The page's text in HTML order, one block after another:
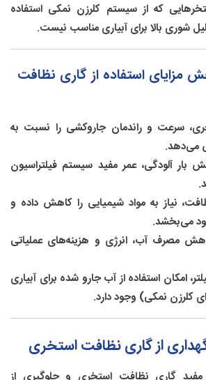
که از سیستم کلرزن نمکی استفاده
شوری بالا برای آبیاری مناسب نیست.
استفاده از گاری نظافت
سرعت و راندمان جاروکشی را نسبت به
می‌دهد.
بار آلودگی، عمر مفید سیستم فیلتراسیون
نیاز به مواد شیمیایی را کاهش داده و
می‌بخشد.
مصرف آب، انرژی و هزینه‌های عملیاتی
امکان استفاده از آب جارو شده برای آبیاری
کلرزن نمکی) وجود دارد.
از گاری نظافت استخری